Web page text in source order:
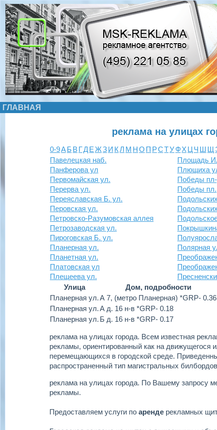
ГЛАВНАЯ
реклама на улицах
0-9АБ ВГДЕЖЗИ КЛ М НО П РСТУФХ Ц Ч Ш Щ
Павелецкая наб.
Панферова ул
Первомайская ул.
Перерва ул.
Переяславская Б. ул.
Перовская ул.
Петровско-Разумовская аллея
Петрозаводская ул.
Пироговская Б. ул.
Планерная ул.
Планетная ул.
Платовская ул
Плещеева ул.
Площадь
Плющиха
Победы
Победы пл.
Полярная
Улица
Дом, подробности
Планерная ул.А 7, (метро Планерная) *GRP- 0.36
Планерная ул.А д. 16 н-в *GRP- 0.18
Планерная ул. Б д. 16 н-в *GRP- 0.17
реклама на улицах города. Всем известная
рекламы, ориентированный как на движущегося
перемещающихся в городской среде.
распространенный тип магистральных
реклама на улицах города. По Вашему запросу
рекламы.
Предоставляем услуги по аренде рекламных